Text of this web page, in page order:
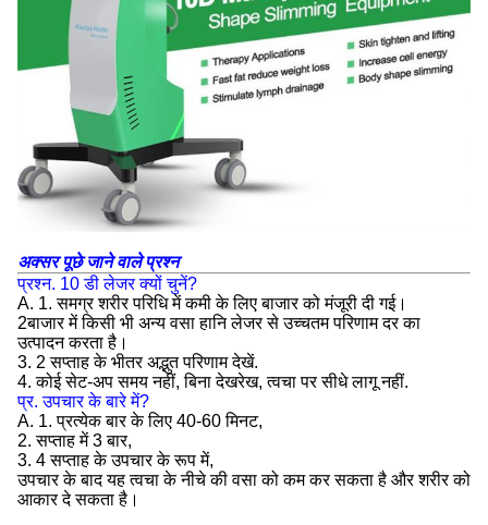
अक्सर पूछे जाने वाले प्रश्न
प्रश्न. 10 डी लेजर क्यों चुनें?
A. 1. समग्र शरीर परिधि में कमी के लिए बाजार को मंजूरी दी गई।
2बाजार में किसी भी अन्य वसा हानि लेजर से उच्चतम परिणाम दर का
उत्पादन करता है।
3. 2 सप्ताह के भीतर अद्भुत परिणाम देखें.
4. कोई सेट-अप समय नहीं, बिना देखरेख, त्वचा पर सीधे लागू नहीं.
प्र. उपचार के बारे में?
A. 1. प्रत्येक बार के लिए 40-60 मिनट,
2. सप्ताह में 3 बार,
3. 4 सप्ताह के उपचार के रूप में,
उपचार के बाद यह त्वचा के नीचे की वसा को कम कर सकता है और शरीर को
आकार दे सकता है।